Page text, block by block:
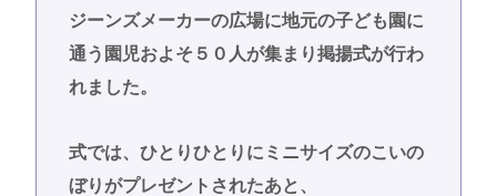
ジーンズメーカーの広場に地元の子ども園に
通う園児およそ５０人が集まり掲揚式が行わ
れました。
式では、ひとりひとりにミニサイズのこいの
ぼりがプレゼントされたあと、